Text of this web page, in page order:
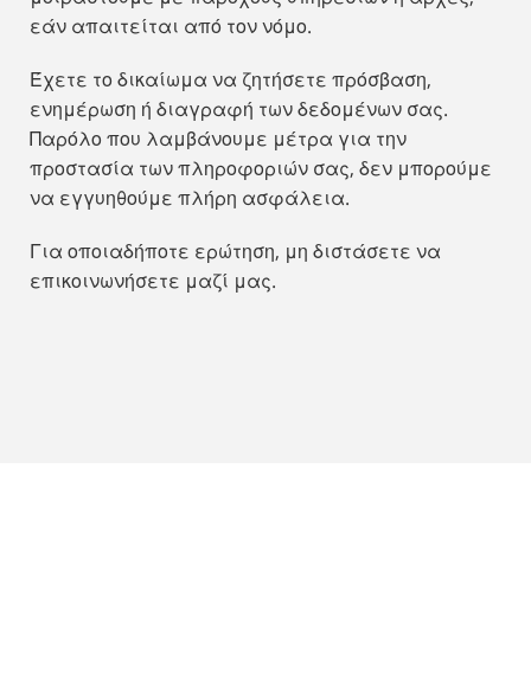
εάν απαιτείται από τον νόμο.
Έχετε το δικαίωμα να ζητήσετε πρόσβαση,
ενημέρωση ή διαγραφή των δεδομένων σας.
Παρόλο που λαμβάνουμε μέτρα για την
προστασία των πληροφοριών σας, δεν μπορούμε
να εγγυηθούμε πλήρη ασφάλεια.
Για οποιαδήποτε ερώτηση, μη διστάσετε να
επικοινωνήσετε μαζί μας.